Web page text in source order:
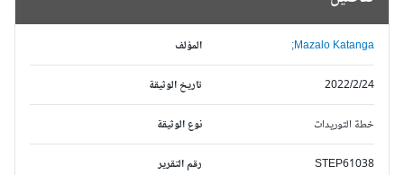
المؤلف Mazalo Katanga;
تاريخ الوثيقة 2022/2/24
نوع الوثيقة خطة التوريدات
رقم التقرير STEP61038